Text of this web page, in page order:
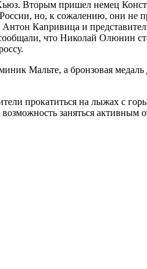
Вторым пришел немец
России, но, к сожалению, они
Капривица и
что Николай Олюнин
Мальте, а бронзовая медаль
прокатиться на лыжах с
возможность заняться активным